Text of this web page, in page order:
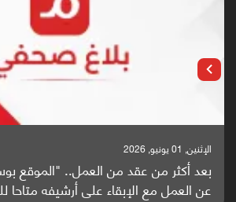
الإثنين, 01 يونيو, 2026
بعد أكثر من عقد من العمل.. "الموقع
عن العمل مع الإبقاء على أرشيفه متاحا